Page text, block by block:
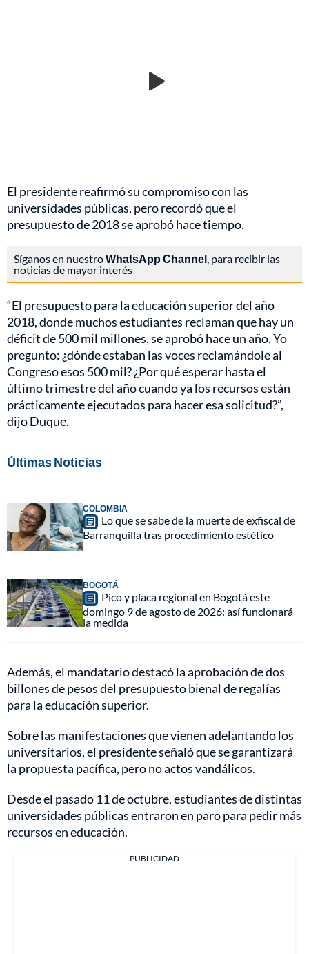
El presidente reafirmó su compromiso con las
universidades públicas, pero recordó que el
presupuesto de 2018 se aprobó hace tiempo.
Síganos en nuestroWhatsApp Channel , para recibir las
noticias de mayor interés
“El presupuesto para la educación superior del año
2018, donde muchos estudiantes reclaman que hay un
déficit de 500 mil millones, se aprobó hace un año. Yo
pregunto: ¿dónde estaban las voces reclamándole al
Congreso esos 500 mil? ¿Por qué esperar hasta el
último trimestre del año cuando ya los recursos están
prácticamente ejecutados para hacer esa solicitud?”,
dijo Duque.
Últimas Noticias
COLOMBIA
Lo que se sabe de la muerte de exfiscal de
Barranquilla tras procedimiento estético
BOGOTÁ
Pico y placa regional en Bogotá este
domingo 9 de agosto de 2026: así funcionará
la medida
Además, el mandatario destacó la aprobación de dos
billones de pesos del presupuesto bienal de regalías
para la educación superior.
Sobre las manifestaciones que vienen adelantando los
universitarios, el presidente señaló que se garantizará
la propuesta pacífica, pero no actos vandálicos.
Desde el pasado 11 de octubre, estudiantes de distintas
universidades públicas entraron en paro para pedir más
recursos en educación.
PUBLICIDAD